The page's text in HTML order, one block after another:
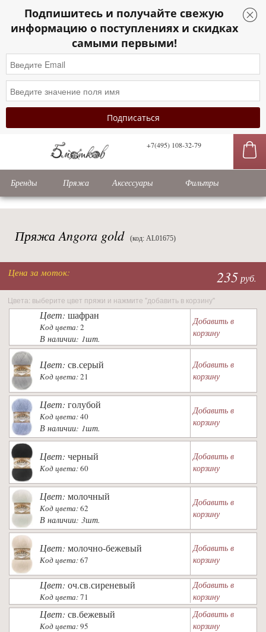
Подпишитесь и получайте свежую
информацию о поступлениях и скидках
самыми первыми!
+7(495) 108-32-79
Бренды Пряжа Аксессуары Фильтры
Пряжа Angora gold (код: AL01675)
Цена за моток: 235руб.
Цвета: выберите цвет пряжи и нажмите "добавить в корзину"
Цвет: шафран
Код цвета:2
В наличии: 1шт.
Добавить в
корзину
Цвет: св.серый
Код цвета:21
Добавить в
корзину
Цвет: голубой
Код цвета:40
В наличии: 1шт.
Добавить в
корзину
Цвет: черный
Код цвета:60
Добавить в
корзину
Цвет: молочный
Код цвета:62
В наличии: 3шт.
Добавить в
корзину
Цвет: молочно-бежевый
Код цвета:67
Добавить в
корзину
Цвет: оч.св.сиреневый
Код цвета:71
Добавить в
корзину
Цвет: св.бежевый
Код цвета:95
Добавить в
корзину